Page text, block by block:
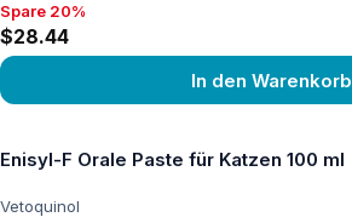
Spare 20%, $28.44
Spare 20%
$28.44
In den Warenkorb
Enisyl-F Orale Paste für Katzen 100 ml
Vetoquinol